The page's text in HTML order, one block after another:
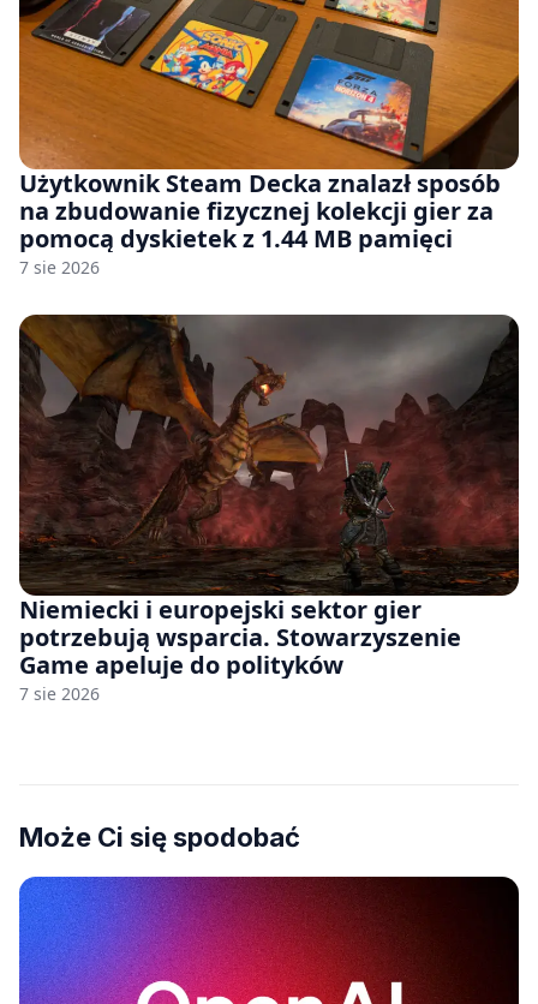
Użytkownik Steam Decka znalazł sposób
na zbudowanie fizycznej kolekcji gier za
pomocą dyskietek z 1.44 MB pamięci
7 sie 2026
Niemiecki i europejski sektor gier
potrzebują wsparcia. Stowarzyszenie
Game apeluje do polityków
7 sie 2026
Może Ci się spodobać